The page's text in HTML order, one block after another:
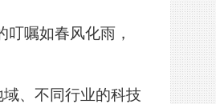
嘱如春风化雨，
、不同行业的科技